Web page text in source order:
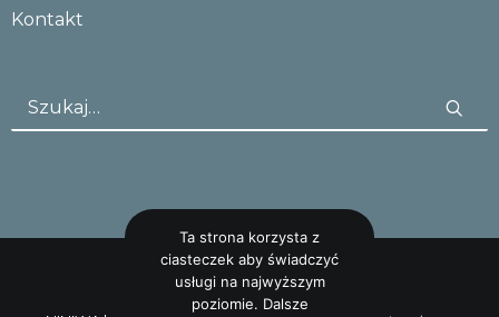
Kontakt
Ta strona korzysta z
ciasteczek aby świadczyć
usługi na najwyższym
poziomie. Dalsze